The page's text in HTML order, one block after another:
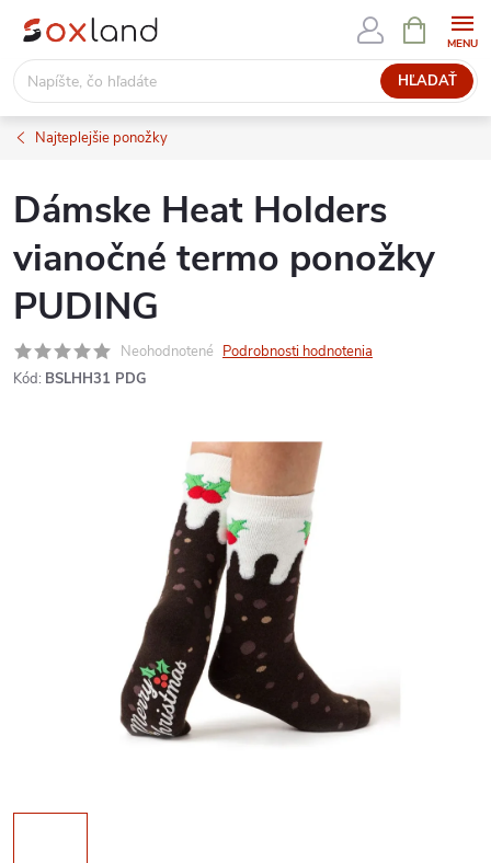
Prejsť
obsah
HĽADAŤ
KOŠÍK
Najteplejšie ponožky
Dámske Heat Holders
vianočné termo ponožky
PUDING
Neohodnotené Podrobnosti hodnotenia
Kód: BSLHH31 PDG